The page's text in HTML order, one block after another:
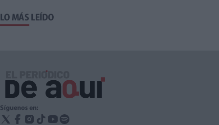
LO MÁS LEÍDO
Síguenos en: